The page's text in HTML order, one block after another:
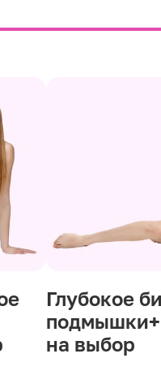
Глубокое
подмышки+
на выбор